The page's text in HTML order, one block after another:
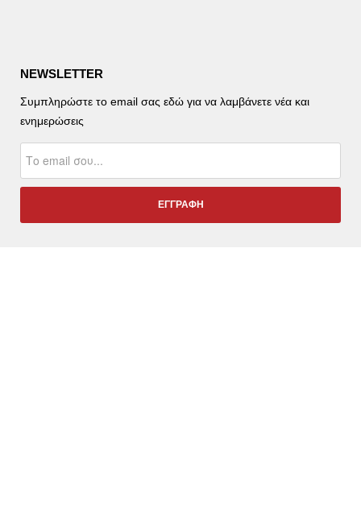
NEWSLETTER
Συμπληρώστε το email σας εδώ για να λαμβάνετε νέα και
ενημερώσεις